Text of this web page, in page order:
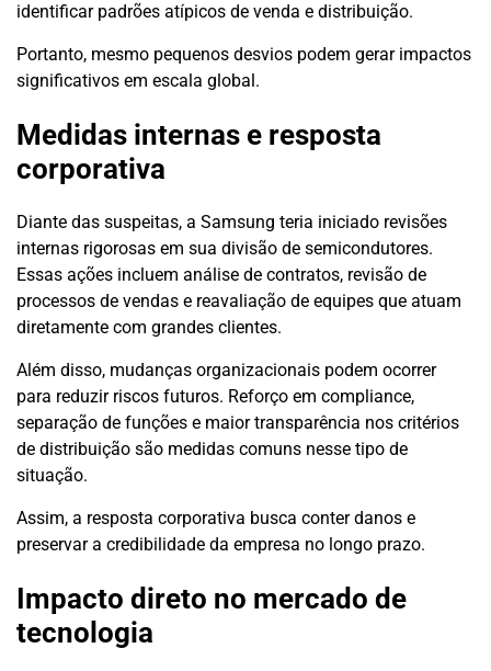
identificar padrões atípicos de venda e distribuição.
Portanto, mesmo pequenos desvios podem gerar impactos
significativos em escala global.
Medidas internas e resposta
corporativa
Diante das suspeitas, a Samsung teria iniciado revisões
internas rigorosas em sua divisão de semicondutores.
Essas ações incluem análise de contratos, revisão de
processos de vendas e reavaliação de equipes que atuam
diretamente com grandes clientes.
Além disso, mudanças organizacionais podem ocorrer
para reduzir riscos futuros. Reforço em compliance,
separação de funções e maior transparência nos critérios
de distribuição são medidas comuns nesse tipo de
situação.
Assim, a resposta corporativa busca conter danos e
preservar a credibilidade da empresa no longo prazo.
Impacto direto no mercado de
tecnologia